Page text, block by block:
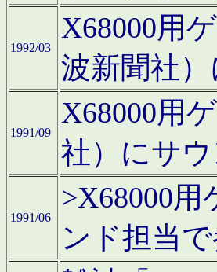
1992/03
X68000用
波新聞社
1991/09
X68000用
社）にサ
1991/06
>X68000
ンド担当で